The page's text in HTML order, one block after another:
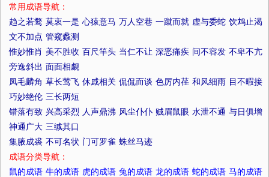
常用成语导航：
趋之若鹜 莫衷一是 心猿意马 万人空巷 一蹴而就 虚与委蛇 饮鸩止渴
文不加点 管窥蠡测
惟妙惟肖 美不胜收 百尺竿头 当仁不让 深恶痛疾 间不容发 不卑不亢
旁逸斜出 面面相觑
凤毛麟角 草长莺飞 休戚相关 侃侃而谈 色厉内荏 和风细雨 目不暇接
巧妙绝伦 三长两短
错落有致 兴高采烈 人声鼎沸 风尘仆仆 贼眉鼠眼 水泄不通 与日俱增
神通广大 三缄其口
集腋成裘 不可名状 门可罗雀 蛛丝马迹
成语分类导航：
鼠的成语 牛的成语 虎的成语 兔的成语 龙的成语 蛇的成语 马的成语